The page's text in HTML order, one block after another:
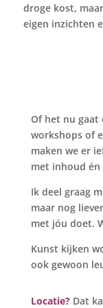
droge kost,
eigen inzichten
Of het nu gaat
workshops of
maken we er
met inhoud
Ik deel graag
maar nog
met jóu doet.
Kunst kijken
ook gewoon
Locatie? Dat